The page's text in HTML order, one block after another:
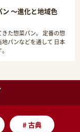
～進化と地域色
た惣菜パン。 定番の惣
パンなどを通して 日本
#古典